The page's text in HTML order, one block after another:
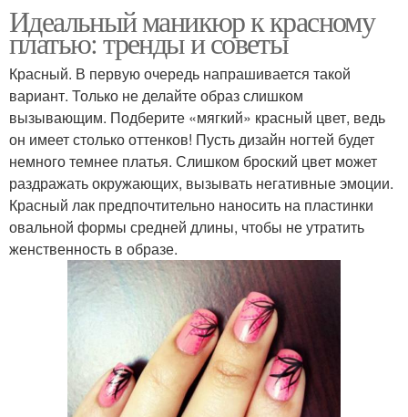
Идеальный маникюр к красному
платью: тренды и советы
Красный. В первую очередь напрашивается такой
вариант. Только не делайте образ слишком
вызывающим. Подберите «мягкий» красный цвет, ведь
он имеет столько оттенков! Пусть дизайн ногтей будет
немного темнее платья. Слишком броский цвет может
раздражать окружающих, вызывать негативные эмоции.
Красный лак предпочтительно наносить на пластинки
овальной формы средней длины, чтобы не утратить
женственность в образе.